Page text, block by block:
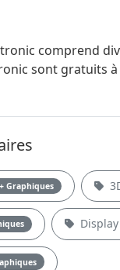
comprend
sont gratuits
Graphiques
Display